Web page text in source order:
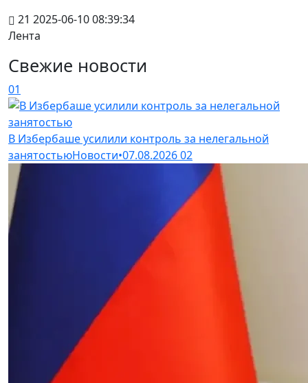
21 2025-06-10 08:39:34
Лента
Свежие новости
01
В Избербаше усилили контроль за нелегальной
занятостьюНовости•07.08.202602